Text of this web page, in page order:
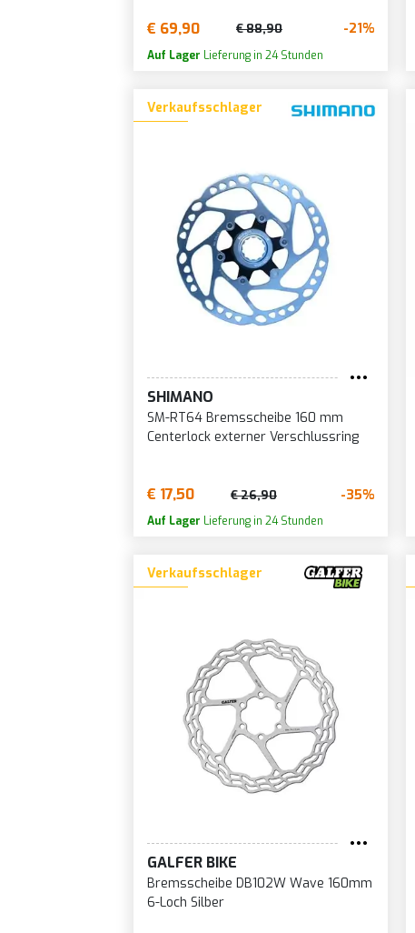
€ 69,90 € 88,90 -21%
Auf Lager Lieferung in 24 Stunden
Verkaufsschlager
SHIMANO
SM-RT64 Bremsscheibe 160 mm
Centerlock externer Verschlussring
€ 17,50 € 26,90 -35%
Auf Lager Lieferung in 24 Stunden
Verkaufsschlager
GALFER BIKE
Bremsscheibe DB102W Wave 160mm
6-Loch Silber